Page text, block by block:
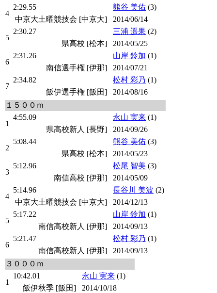
4
2:29.55 熊谷 美佑 (3)
中京大土曜競技会 [中京大]
2014/06/14
5
2:30.27 三浦 遥果 (2)
県高校 [松本]
2014/05/25
6
2:31.26 山岸 鈴加 (1)
南信選手権 [伊那]
2014/07/21
7
2:34.82 松村 彩乃 (1)
飯伊選手権 [飯田]
2014/08/16
１５００ｍ
1
4:55.09 永山 実来 (1)
県高校新人 [長野]
2014/09/26
2
5:08.44 熊谷 美佑 (3)
県高校 [松本]
2014/05/23
3
5:12.96 松尾 智美 (3)
南信高校 [伊那]
2014/05/09
4
5:14.96 長谷川 美波 (2)
中京大土曜競技会 [中京大]
2014/12/13
5
5:17.22 山岸 鈴加 (1)
南信高校新人 [伊那]
2014/09/13
6
5:21.47 松村 彩乃 (1)
南信高校新人 [伊那]
2014/09/13
３０００ｍ
1
10:42.01 永山 実来 (1)
飯伊秋季 [飯田]
2014/10/18